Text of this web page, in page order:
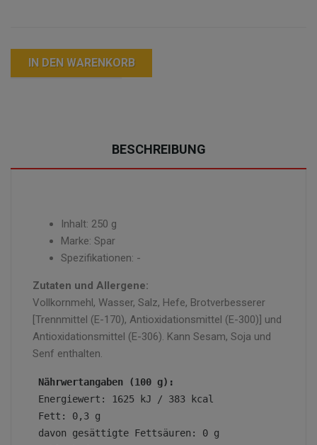
IN DEN WARENKORB
BESCHREIBUNG
Inhalt: 250 g
Marke: Spar
Spezifikationen: -
Zutaten und Allergene:
Vollkornmehl, Wasser, Salz, Hefe, Brotverbesserer
[Trennmittel (E-170), Antioxidationsmittel (E-300)] und
Antioxidationsmittel (E-306). Kann Sesam, Soja und
Senf enthalten.
Nährwertangaben (100 g):
Energiewert: 1625 kJ / 383 kcal
Fett: 0,3 g
davon gesättigte Fettsäuren: 0 g